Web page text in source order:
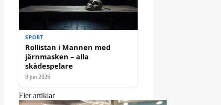
SPORT
Rollistan i Mannen med
järnmasken – alla
skådespelare
8 jun 2026
Fler artiklar